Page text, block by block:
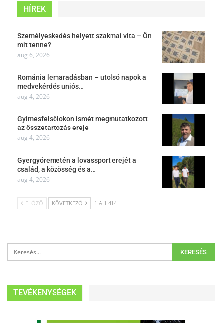
HÍREK
Személyeskedés helyett szakmai vita – Ön
mit tenne?
aug 6, 2026
Románia lemaradásban – utolsó napok a
medvekérdés uniós…
aug 4, 2026
Gyimesfelsőlokon ismét megmutatkozott
az összetartozás ereje
aug 4, 2026
Gyergyóremetén a lovassport erejét a
család, a közösség és a…
aug 4, 2026
ELŐZŐ KÖVETKEZŐ 1 A 1 414
TEVÉKENYSÉGEK